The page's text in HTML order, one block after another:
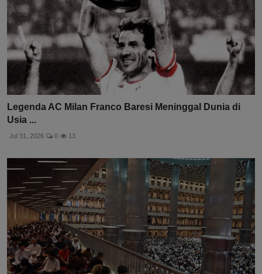
Legenda AC Milan Franco Baresi Meninggal Dunia di
Usia ...
Jul 31, 2026 0 13